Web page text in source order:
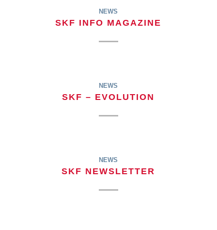
NEWS
SKF INFO MAGAZINE
NEWS
SKF – EVOLUTION
NEWS
SKF NEWSLETTER